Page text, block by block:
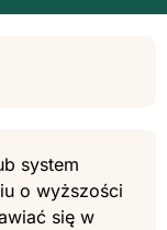
system
o wyższości
się w